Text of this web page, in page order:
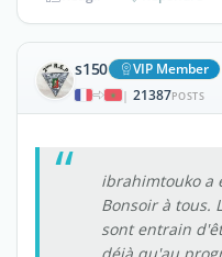
s150 VIP Member
| 21387POSTS
ibrahimtouko a
Bonsoir à tous.
sont entrain